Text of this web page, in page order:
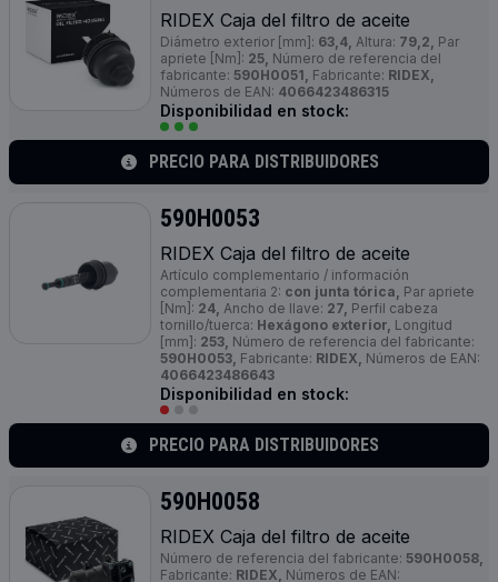
RIDEX Caja del filtro de aceite
Diámetro exterior [mm]: 63,4, Altura: 79,2, Par
apriete [Nm]: 25, Número de referencia del
fabricante: 590H0051, Fabricante: RIDEX,
Números de EAN: 4066423486315
Disponibilidad en stock:
PRECIO PARA DISTRIBUIDORES
590H0053
RIDEX Caja del filtro de aceite
Artículo complementario / información
complementaria 2: con junta tórica, Par apriete
[Nm]: 24, Ancho de llave: 27, Perfil cabeza
tornillo/tuerca: Hexágono exterior, Longitud
[mm]: 253, Número de referencia del fabricante:
590H0053, Fabricante: RIDEX, Números de EAN:
4066423486643
Disponibilidad en stock:
PRECIO PARA DISTRIBUIDORES
590H0058
RIDEX Caja del filtro de aceite
Número de referencia del fabricante: 590H0058,
Fabricante: RIDEX, Números de EAN: